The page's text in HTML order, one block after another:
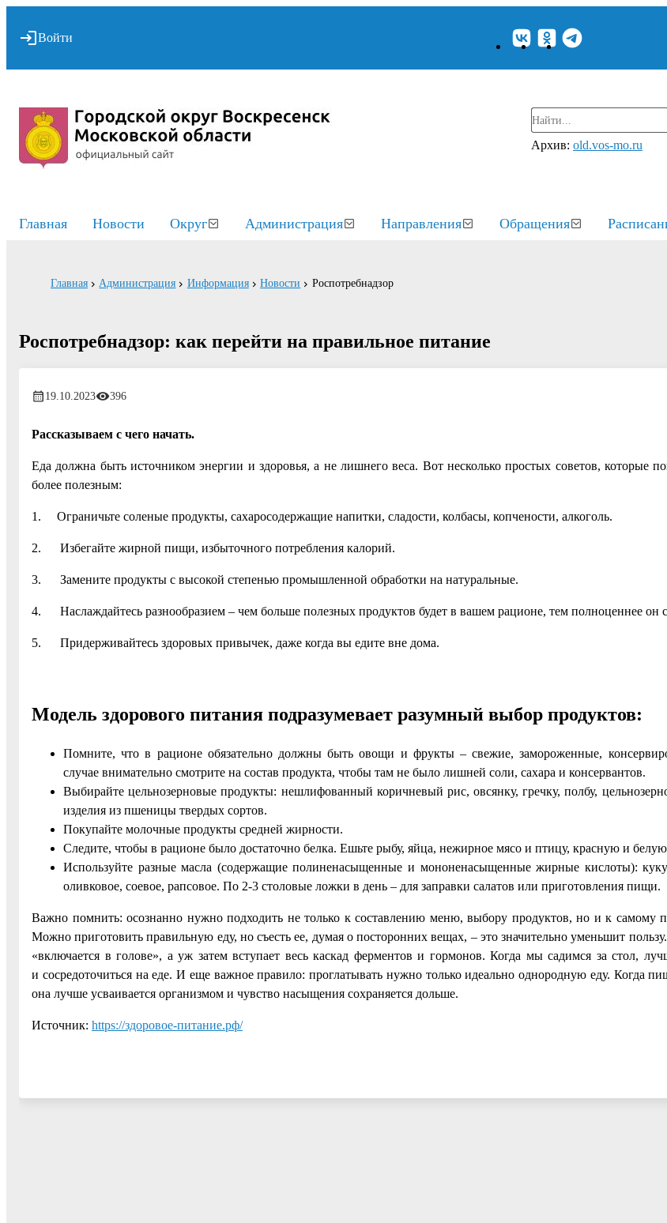
Войти
Архив: old.vos-mo.ru
Главная Новости Округ Администрация Направления Обращения
Главная Администрация Информация Новости Роспотребнадзор
Роспотребнадзор: как перейти на правильное питание
19.10.2023 396
Рассказываем с чего начать.
Еда должна быть источником энергии и здоровья, а не лишнего веса. Вот несколько простых советов, которые
более полезным:
1. Ограничьте соленые продукты, сахаросодержащие напитки, сладости, колбасы, копчености, алкоголь.
2. Избегайте жирной пищи, избыточного потребления калорий.
3. Замените продукты с высокой степенью промышленной обработки на натуральные.
4. Наслаждайтесь разнообразием – чем больше полезных продуктов будет в вашем рационе, тем полноценнее он
5. Придерживайтесь здоровых привычек, даже когда вы едите вне дома.
Модель здорового питания подразумевает разумный выбор продуктов:
Помните, что в рационе обязательно должны быть овощи и фрукты – свежие, замороженные,
случае внимательно смотрите на состав продукта, чтобы там не было лишней соли, сахара и консервантов.
Выбирайте цельнозерновые продукты: нешлифованный коричневый рис, овсянку, гречку, полбу,
изделия из пшеницы твердых сортов.
Покупайте молочные продукты средней жирности.
Следите, чтобы в рационе было достаточно белка. Ешьте рыбу, яйца, нежирное мясо и птицу, красную и
Используйте разные масла (содержащие полиненасыщенные и мононенасыщенные жирные кислоты):
оливковое, соевое, рапсовое. По 2-3 столовые ложки в день – для заправки салатов или приготовления пищи.
Важно помнить: осознанно нужно подходить не только к составлению меню, выбору продуктов, но и к самому
Можно приготовить правильную еду, но съесть ее, думая о посторонних вещах, – это значительно уменьшит
«включается в голове», а уж затем вступает весь каскад ферментов и гормонов. Когда мы садимся за стол,
и сосредоточиться на еде. И еще важное правило: проглатывать нужно только идеально однородную еду. Когда
она лучше усваивается организмом и чувство насыщения сохраняется дольше.
Источник: https://здоровое-питание.рф/